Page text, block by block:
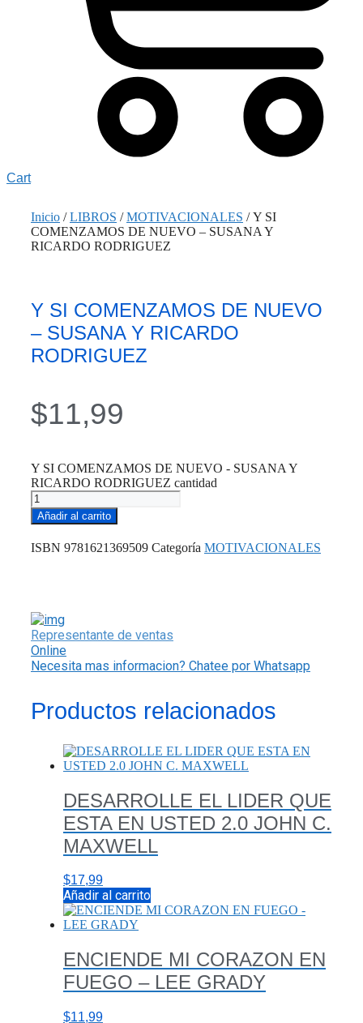
Cart
Inicio /LIBROS /MOTIVACIONALES / Y SI
COMENZAMOS DE NUEVO – SUSANA Y
RICARDO RODRIGUEZ
Y SI COMENZAMOS DE NUEVO
– SUSANA Y RICARDO
RODRIGUEZ
$11,99
Y SI COMENZAMOS DE NUEVO - SUSANA Y
RICARDO RODRIGUEZ cantidad
Añadir al carrito
ISBN 9781621369509 Categoría MOTIVACIONALES
Representante de ventas
Online
Necesita mas informacion? Chatee por Whatsapp
Productos relacionados
DESARROLLE EL LIDER QUE
ESTA EN USTED 2.0 JOHN C.
MAXWELL
$17,99
Añadir al carrito
ENCIENDE MI CORAZON EN
FUEGO – LEE GRADY
$11,99